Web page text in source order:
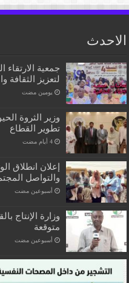
الاحدث
جمعية الارتقاء
لتعزيز الثقافة
‏يومين مضت
وزير الثروة
تطوير القطاع
‏4 أيام مضت
إعلان انطلاق
والتواصل
‏أسبوعين مضت
وزارة الإنتاج
متوقعة
‏أسبوعين مضت